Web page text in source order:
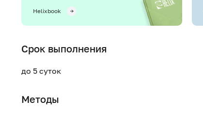
Helixbook
Срок выполнения
до 5 суток
Методы